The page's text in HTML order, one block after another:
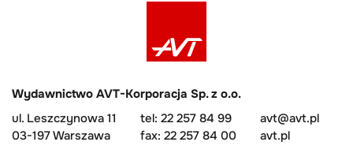
Wydawnictwo AVT-Korporacja Sp. z o.o.
ul. Leszczynowa 11
03-197 Warszawa
tel: 22 257 84 99
fax: 22 257 84 00
avt@avt.pl
avt.pl